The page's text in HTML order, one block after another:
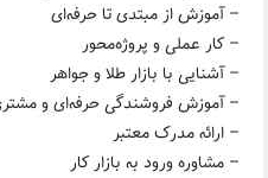
– آموزش از مبتدی تا حرفه‌ای
– کار عملی و پروژه‌محور
– آشنایی با بازار طلا و جواهر
– آموزش فروشندگی حرفه‌ای و
– ارائه مدرک معتبر
– مشاوره ورود به بازار کار